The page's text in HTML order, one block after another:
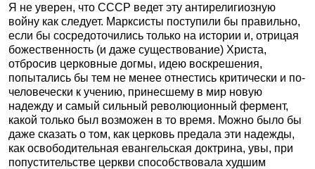
Я не уверен, что СССР ведет эту антирелигиозную
войну как следует. Марксисты поступили бы правильно,
если бы сосредоточились только на истории и, отрицая
божественность (и даже существование) Христа,
отбросив церковные догмы, идею воскрешения,
попытались бы тем не менее отнестись критически и по-
человечески к учению, принесшему в мир новую
надежду и самый сильный революционный фермент,
какой только был возможен в то время. Можно было бы
даже сказать о том, как церковь предала эти надежды,
как освободительная евангельская доктрина, увы, при
попустительстве церкви способствовала худшим